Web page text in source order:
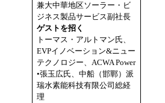
兼大中華地区ソーラー・ビ
ジネス製品サービス副社長
ゲストを招く
トーマス・アルトマン氏、
EVPイノベーション&ニュー
テクノロジー、ACWA Power
•張玉広氏、中船（邯鄲）派
瑞水素能科技有限公司総経
理